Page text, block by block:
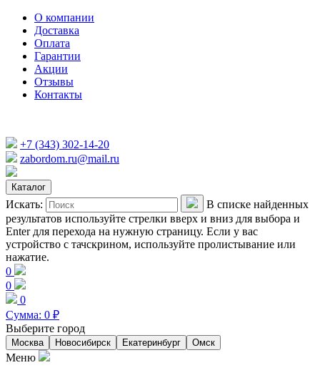
О компании
Доставка
Оплата
Гарантии
Акции
Отзывы
Контакты
+7 (343) 302-14-20
zabordom.ru@mail.ru
Каталог
Искать:
В списке найденных
результатов используйте стрелки вверх и вниз для выбора и
Enter для перехода на нужную страницу. Если у вас
устройство с тачскрином, используйте пролистывание или
нажатие.
0
0
0
Сумма: 0 ₽
Выберите город
Москва Новосибирск Екатеринбург Омск
Меню